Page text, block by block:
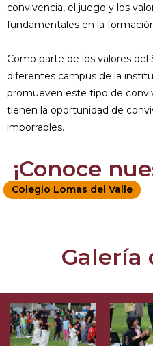
convivencia, el juego y los
fundamentales en la
Como parte de los valores del
diferentes campus de la
promueven este tipo de
tienen la oportunidad de
imborrables.
¡Conoce
Colegio Lomas del Valle
Galería